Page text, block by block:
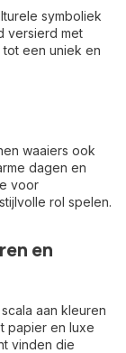
symboliek
versierd met
een uniek en
waaiers ook
dagen en
voor
rol spelen.
en
aan kleuren
papier en luxe
vinden die